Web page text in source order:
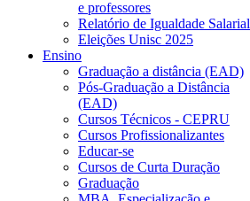
e professores
Relatório de Igualdade Salarial
Eleições Unisc 2025
Ensino
Graduação a distância (EAD)
Pós-Graduação a Distância
(EAD)
Cursos Técnicos - CEPRU
Cursos Profissionalizantes
Educar-se
Cursos de Curta Duração
Graduação